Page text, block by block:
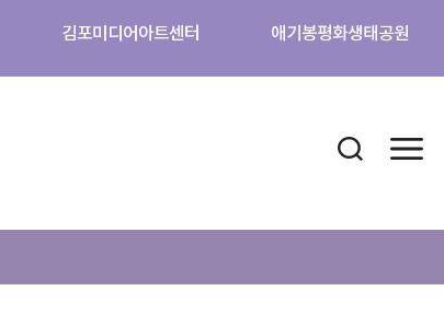
김포미디어아트센터 애기봉평화생태공원
검색 열기